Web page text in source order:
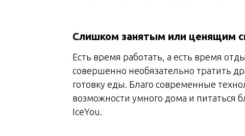
Слишком занятым или ценящим
Есть время работать, а есть время
совершенно необязательно тратить
готовку еды. Благо современные
возможности умного дома и питаться
IceYou.